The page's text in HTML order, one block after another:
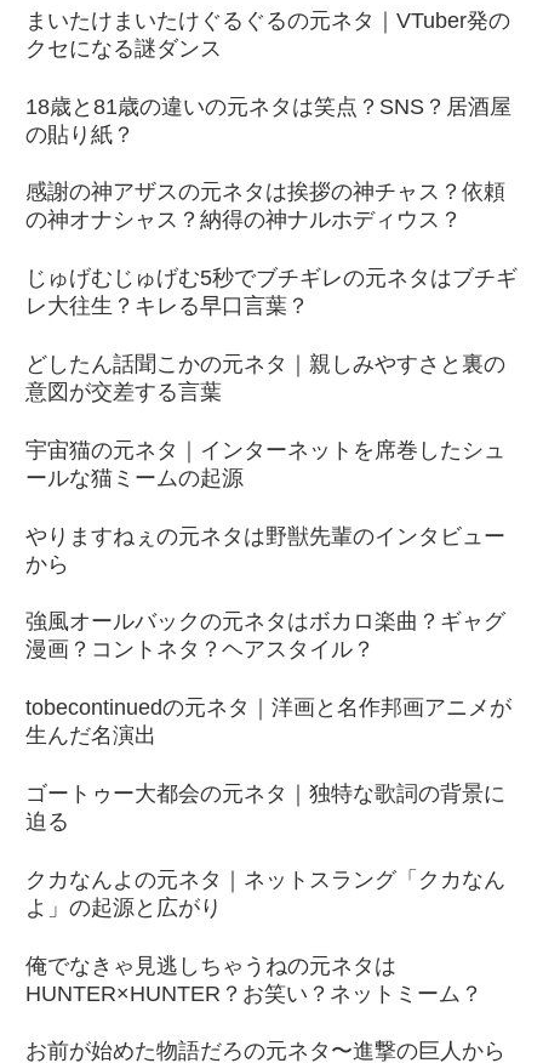
まいたけまいたけぐるぐるの元ネタ｜VTuber発の
クセになる謎ダンス
18歳と81歳の違いの元ネタは笑点？SNS？居酒屋
の貼り紙？
感謝の神アザスの元ネタは挨拶の神チャス？依頼
の神オナシャス？納得の神ナルホディウス？
じゅげむじゅげむ5秒でブチギレの元ネタはブチギ
レ大往生？キレる早口言葉？
どしたん話聞こかの元ネタ｜親しみやすさと裏の
意図が交差する言葉
宇宙猫の元ネタ｜インターネットを席巻したシュ
ールな猫ミームの起源
やりますねぇの元ネタは野獣先輩のインタビュー
から
強風オールバックの元ネタはボカロ楽曲？ギャグ
漫画？コントネタ？ヘアスタイル？
tobecontinuedの元ネタ｜洋画と名作邦画アニメが
生んだ名演出
ゴートゥー大都会の元ネタ｜独特な歌詞の背景に
迫る
クカなんよの元ネタ｜ネットスラング「クカなん
よ」の起源と広がり
俺でなきゃ見逃しちゃうねの元ネタは
HUNTER×HUNTER？お笑い？ネットミーム？
お前が始めた物語だろの元ネタ〜進撃の巨人から